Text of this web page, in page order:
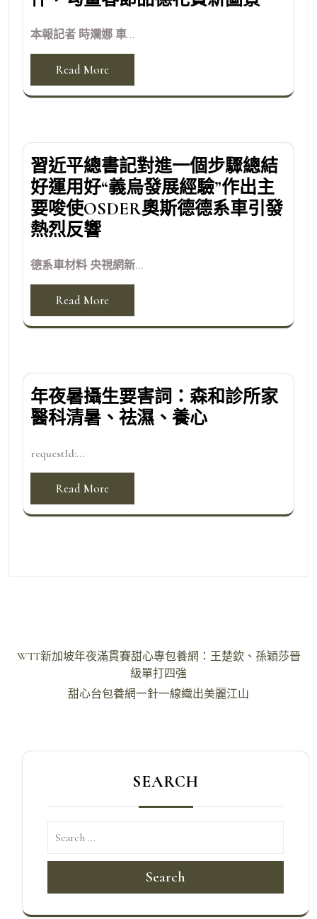
本報記者 時斕娜 車...
Read More
習近平總書記對進一個步驟總結
好運用好“義烏發展經驗”作出主
要唆使OSDER奧斯德德系車引發
熱烈反響
德系車材料 央視網新...
Read More
年夜暑攝生要害詞：森和診所家
醫科清暑、祛濕、養心
requestId:...
Read More
文
WTT新加坡年夜滿貫賽甜心專包養網：王楚欽、孫穎莎晉
級單打四強
甜心台包養網一針一線織出美麗江山
SEARCH
Search